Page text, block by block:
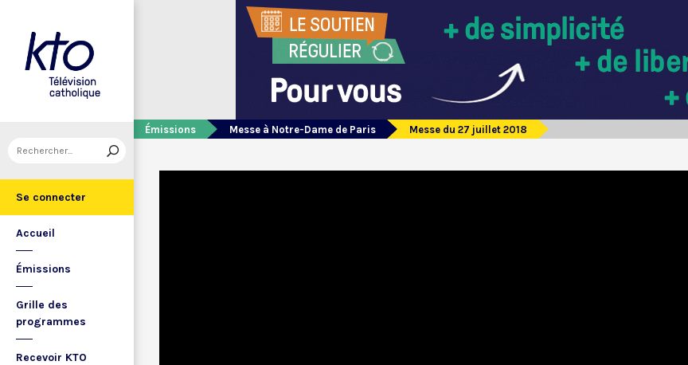
Se connecter
Accueil
Émissions
Grille des
programmes
Recevoir KTO
Émissions Messe à Notre-Dame de Paris Messe du 27 juillet 2018